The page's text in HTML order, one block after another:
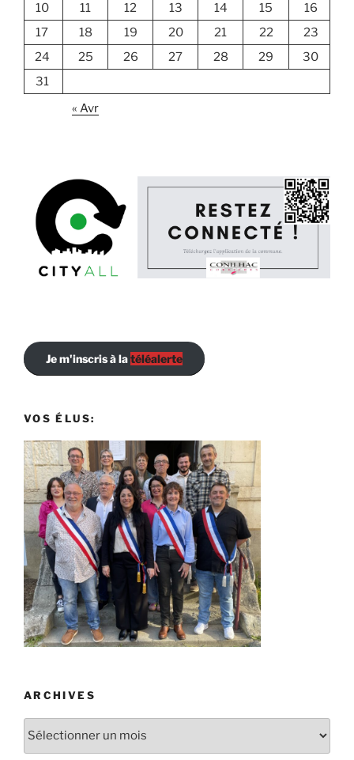
10
11 12 13 14 15
16
17
18 19 20 21 22
23
24
25 26 27 28 29
30
31
« Avr
Je m'inscris à latéléalerte
VOS ÉLUS:
ARCHIVES
Archives